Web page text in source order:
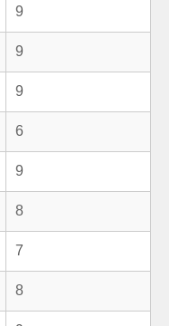
9
9
9
6
9
8
7
8